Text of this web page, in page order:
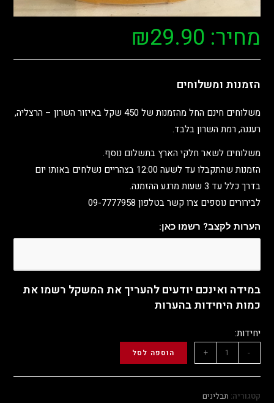
מחיר: ₪29.90
הזמנות ומשלוחים
משלוחים חינם החל מהזמנות של 450 שקל באיזור השרון – הרצליה,
רעננה, רמת השרון בלבד.
משלוחים לשאר חלקי הארץ בתשלום נוסף.
הזמנות שהתקבלו עד לשעה 12:00 בצהריים נשלחים באותו יום
בדרך כלל עד 3 שעות מרגע ההזמנה.
לבירורים נוספים צרו קשר בטלפון 09-7777958
הערות לקצב? רשמו כאן:
במידה ואינכם יודעים להעריך את המשקל רשמו את
כמות היחידות בהערות
יחידות:
-
+ הוספה לסל
קטגוריה: תבלינים